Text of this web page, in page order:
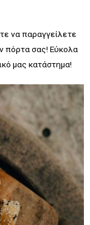
να παραγγείλετε
πόρτα σας! Εύκολα
μας κατάστημα!